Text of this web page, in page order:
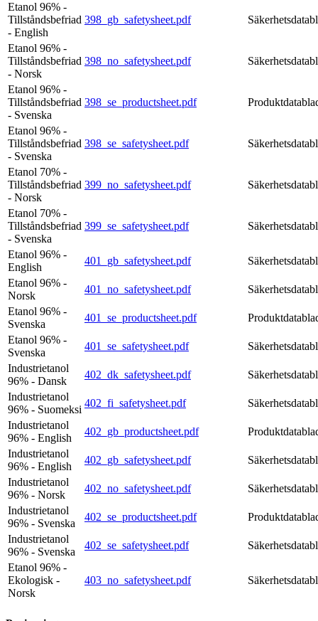
Etanol 96% -
Tillståndsbefriad
- English
398_gb_safetysheet.pdf
Etanol 96% -
Tillståndsbefriad
- Norsk
398_no_safetysheet.pdf
Etanol 96% -
Tillståndsbefriad
- Svenska
398_se_productsheet.pdf
Etanol 96% -
Tillståndsbefriad
- Svenska
398_se_safetysheet.pdf
Etanol 70% -
Tillståndsbefriad
- Norsk
399_no_safetysheet.pdf
Etanol 70% -
Tillståndsbefriad
- Svenska
399_se_safetysheet.pdf
Etanol 96% -
English
401_gb_safetysheet.pdf
Etanol 96% -
Norsk
401_no_safetysheet.pdf
Etanol 96% -
Svenska
401_se_productsheet.pdf
Etanol 96% -
Svenska
401_se_safetysheet.pdf
Industrietanol
96% - Dansk
402_dk_safetysheet.pdf
Industrietanol
96% - Suomeksi
402_fi_safetysheet.pdf
Industrietanol
96% - English
402_gb_productsheet.pdf
Industrietanol
96% - English
402_gb_safetysheet.pdf
Industrietanol
96% - Norsk
402_no_safetysheet.pdf
Industrietanol
96% - Svenska
402_se_productsheet.pdf
Industrietanol
96% - Svenska
402_se_safetysheet.pdf
Etanol 96% -
Ekologisk -
Norsk
403_no_safetysheet.pdf